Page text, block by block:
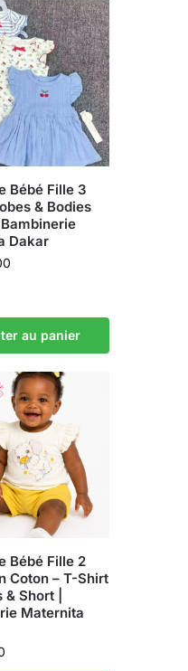
Bébé Fille 3
& Bodies
Dakar
au panier
Bébé Fille 2
Coton – T-Shirt
Short |
Maternita